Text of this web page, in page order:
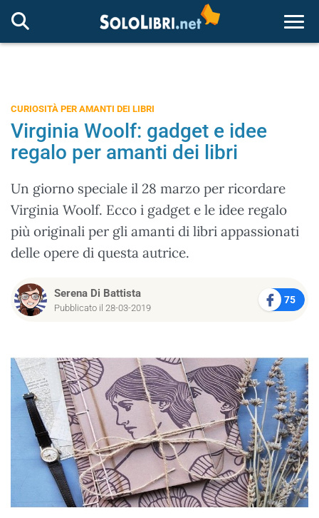
CURIOSITÀ PER AMANTI DEI LIBRI
Virginia Woolf: gadget e idee
regalo per amanti dei libri
Un giorno speciale il 28 marzo per ricordare
Virginia Woolf. Ecco i gadget e le idee regalo
più originali per gli amanti di libri appassionati
delle opere di questa autrice.
Serena Di Battista
Pubblicato il 28-03-2019
75